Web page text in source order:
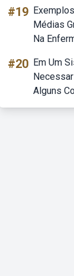
#19
Médias
Na
#20 Em Um
Alguns